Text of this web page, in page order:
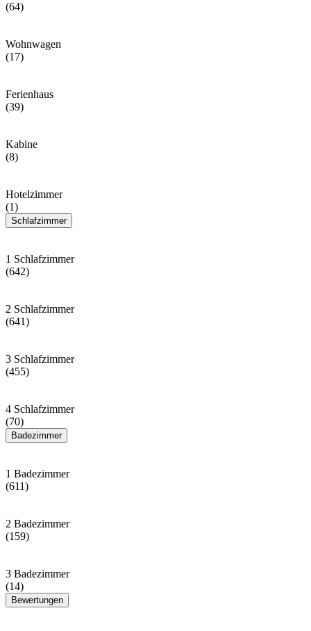
(64)
Wohnwagen
(17)
Ferienhaus
(39)
Kabine
(8)
Hotelzimmer
(1)
Schlafzimmer
1 Schlafzimmer
(642)
2 Schlafzimmer
(641)
3 Schlafzimmer
(455)
4 Schlafzimmer
(70)
Badezimmer
1 Badezimmer
(611)
2 Badezimmer
(159)
3 Badezimmer
(14)
Bewertungen